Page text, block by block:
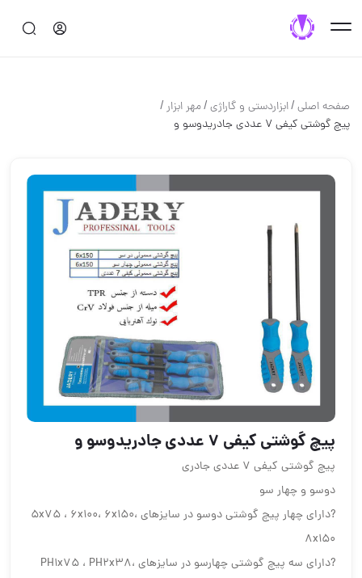
صفحه اصلی/ابزاردستی و گاراژی/مهر ابزار/
پیچ گوشتی کیفی ۷ عددی جادریدوسو و
پیچ گوشتی کیفی ۷ عددی جادریدوسو و
پیچ گوشتی کیفی ۷ عددی جادری
دوسو و چهار سو
?دارای چهار پیچ گوشتی دوسو در سایزهای 5x75 ، 6x100، 6x150،
8x150
?دارای سه پیچ گوشتی چهارسو در سایزهای PH1x75 ، PH2x38،